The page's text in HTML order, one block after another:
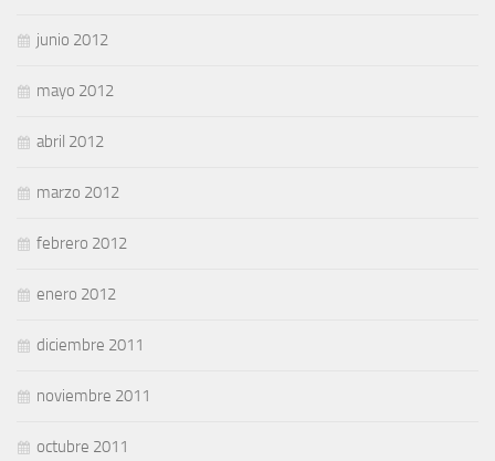
junio 2012
mayo 2012
abril 2012
marzo 2012
febrero 2012
enero 2012
diciembre 2011
noviembre 2011
octubre 2011